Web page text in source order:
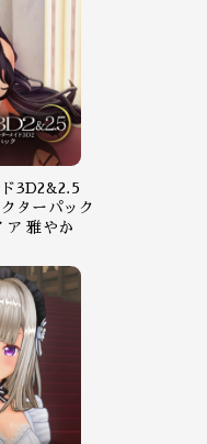
3D2&2.5
ターパック
ア 雅やか